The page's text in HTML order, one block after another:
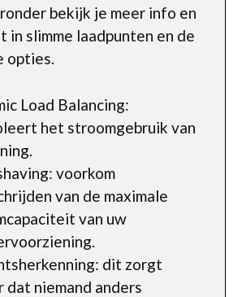
bekijk je meer info en
in slimme laadpunten en de
opties.
Load Balancing:
het stroomgebruik van
voorkom
van de maximale
van uw
dit zorgt
dat niemand anders